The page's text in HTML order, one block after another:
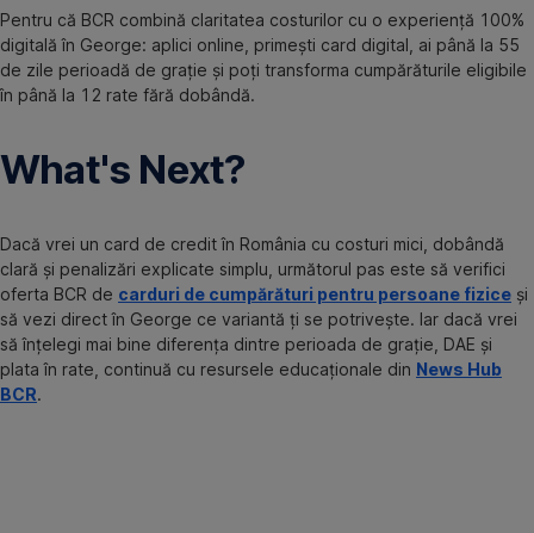
Pentru că BCR combină claritatea costurilor cu o experiență 100%
digitală în George: aplici online, primești card digital, ai până la 55
de zile perioadă de grație și poți transforma cumpărăturile eligibile
în până la 12 rate fără dobândă.
What's Next?
Dacă vrei un card de credit în România cu costuri mici, dobândă
clară și penalizări explicate simplu, următorul pas este să verifici
oferta BCR de carduri de cumpărături pentru persoane fizice și
să vezi direct în George ce variantă ți se potrivește. Iar dacă vrei
să înțelegi mai bine diferența dintre perioada de grație, DAE și
plata în rate, continuă cu resursele educaționale din News Hub
BCR.